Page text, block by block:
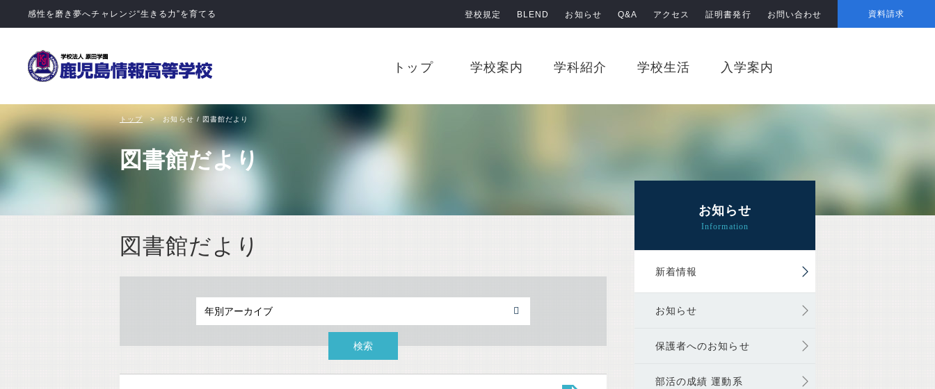
学校法人 原田学園 鹿児島情報高等学校
トップ 学校案内 学科紹介 学校生活 入学案内
登校規定 BLEND お知らせ Q&A アクセス 証明書発行 お問い合わせ 資料請求
図書館だより
トップ お知らせ / 図書館だより
図書館だより
お知らせ
新着情報
お知らせ
保護者へのお知らせ
部活の成績 運動系